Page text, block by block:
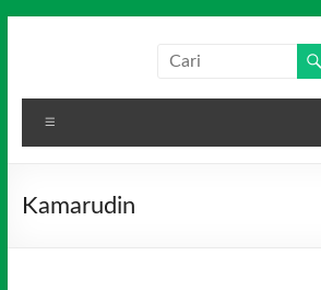
Media
Indonesia
Kamarudin